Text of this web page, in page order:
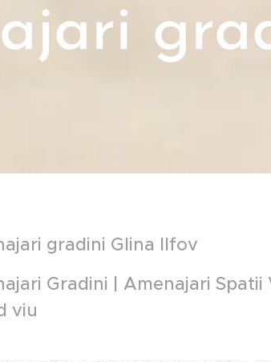
gradini Glina Ilfov
Gradini | Amenajari
viu